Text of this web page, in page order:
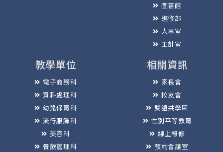
圖書館
進修部
人事室
主計室
教學單位
電子商務科
資料處理科
幼兒保育科
流行服飾科
美容科
餐飲管理科
相關資訊
家長會
校友會
雙語共學區
性別平等教育
線上報修
預約會議室